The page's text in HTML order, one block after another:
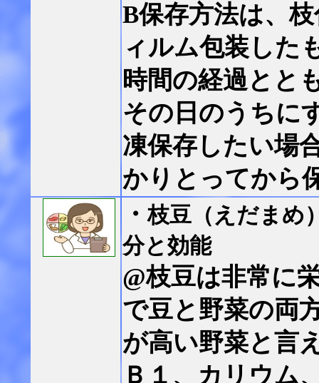
B保存方法は、
ィルム包装した
時間の経過とと
その日のうちに
凍保存したい場
かりとってから
・枝豆（えだまめ
分と効能
@枝豆は非常に
で豆と野菜の両
が高い野菜と言
Ｂ１、カリウム